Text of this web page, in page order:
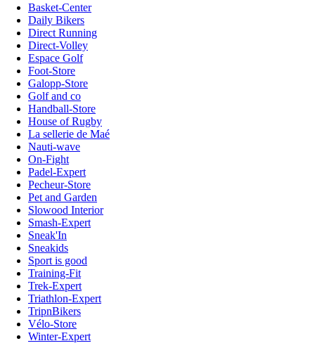
Basket-Center
Daily Bikers
Direct Running
Direct-Volley
Espace Golf
Foot-Store
Galopp-Store
Golf and co
Handball-Store
House of Rugby
La sellerie de Maé
Nauti-wave
On-Fight
Padel-Expert
Pecheur-Store
Pet and Garden
Slowood Interior
Smash-Expert
Sneak'In
Sneakids
Sport is good
Training-Fit
Trek-Expert
Triathlon-Expert
TripnBikers
Vélo-Store
Winter-Expert